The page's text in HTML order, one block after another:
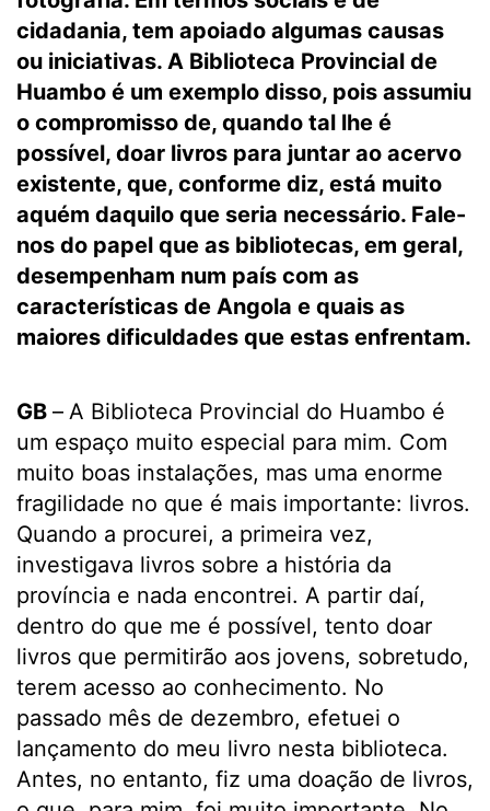
cidadania, tem apoiado algumas causas
ou iniciativas. A Biblioteca Provincial de
Huambo é um exemplo disso, pois assumiu
o compromisso de, quando tal lhe é
possível, doar livros para juntar ao acervo
existente, que, conforme diz, está muito
aquém daquilo que seria necessário. Fale-
nos do papel que as bibliotecas, em geral,
desempenham num país com as
características de Angola e quais as
maiores dificuldades que estas enfrentam.
GB – A Biblioteca Provincial do Huambo é
um espaço muito especial para mim. Com
muito boas instalações, mas uma enorme
fragilidade no que é mais importante: livros.
Quando a procurei, a primeira vez,
investigava livros sobre a história da
província e nada encontrei. A partir daí,
dentro do que me é possível, tento doar
livros que permitirão aos jovens, sobretudo,
terem acesso ao conhecimento. No
passado mês de dezembro, efetuei o
lançamento do meu livro nesta biblioteca.
Antes, no entanto, fiz uma doação de livros,